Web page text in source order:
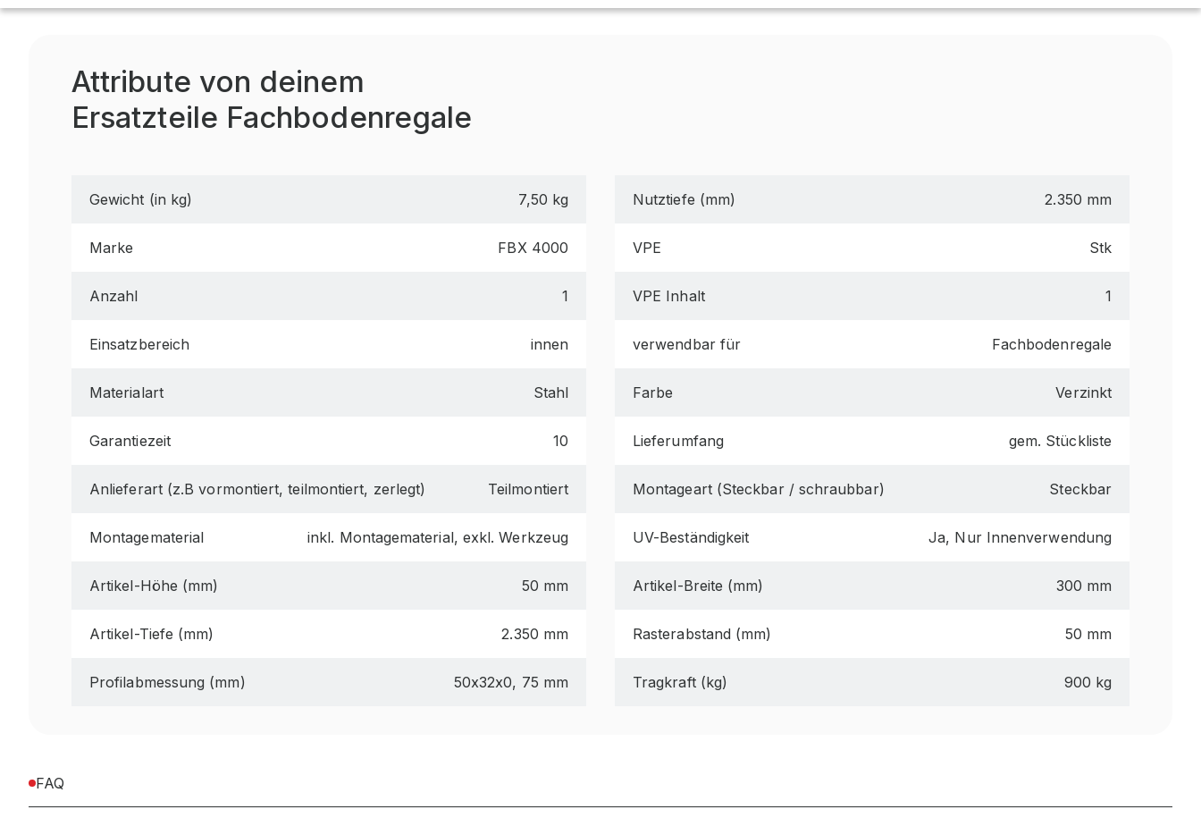
Attribute von deinem
Ersatzteile Fachbodenregale
Gewicht (in kg) 7,50 kg Nutztiefe (mm) 2.350 mm
Marke FBX 4000 VPE Stk
Anzahl 1 VPE Inhalt 1
Einsatzbereich innen verwendbar für Fachbodenregale
Materialart Stahl Farbe Verzinkt
Garantiezeit 10 Lieferumfang gem. Stückliste
Anlieferart (z.B vormontiert, teilmontiert, zerlegt) Teilmontiert Montageart (Steckbar / schraubbar) Steckbar
Montagematerial inkl. Montagematerial, exkl. Werkzeug UV-Beständigkeit Ja, Nur Innenverwendung
Artikel-Höhe (mm) 50 mm Artikel-Breite (mm) 300 mm
Artikel-Tiefe (mm) 2.350 mm Rasterabstand (mm) 50 mm
Profilabmessung (mm) 50x32x0, 75 mm Tragkraft (kg) 900 kg
FAQ